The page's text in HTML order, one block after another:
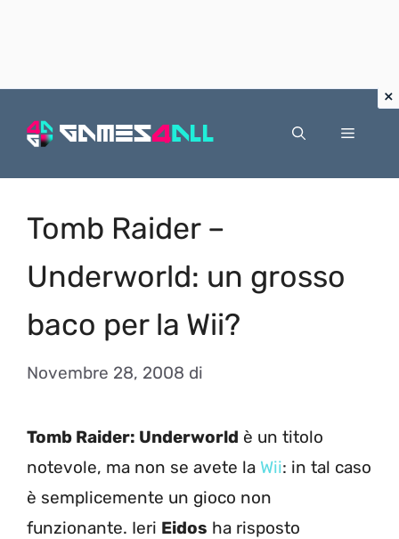
Menu
Tomb Raider –
Underworld: un grosso
baco per la Wii?
Novembre 28, 2008 di
Tomb Raider: Underworld è un titolo
notevole, ma non se avete la Wii: in tal caso
è semplicemente un gioco non
funzionante. Ieri Eidos ha risposto